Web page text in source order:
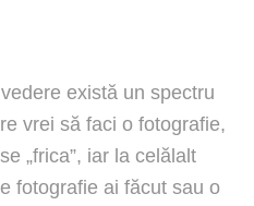
există un spectru
vrei să faci o fotografie,
„frica”, iar la celălalt
fotografie ai făcut sau o